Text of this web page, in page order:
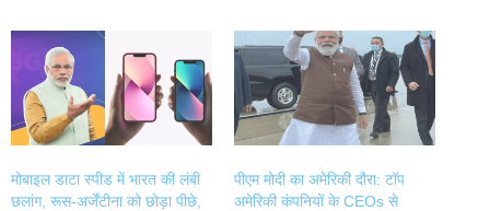
Twitter
(Opens
in
new
window)
Facebook
(Opens
new
window)
in
new
window)
WhatsApp
(Opens
new
window)
मोबाइल डाटा स्पीड में भारत की लंबी
छलांग, रूस-अर्जेंटीना को छोड़ा पीछे,
पीएम मोदी का अमेरिकी दौरा: टॉप
अमेरिकी कंपनियों के CEOs से